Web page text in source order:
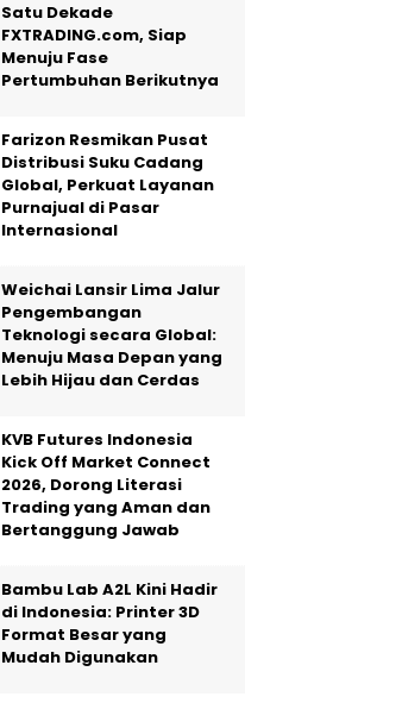
Satu Dekade
FXTRADING.com, Siap
Menuju Fase
Pertumbuhan Berikutnya
Farizon Resmikan Pusat
Distribusi Suku Cadang
Global, Perkuat Layanan
Purnajual di Pasar
Internasional
Weichai Lansir Lima Jalur
Pengembangan
Teknologi secara Global:
Menuju Masa Depan yang
Lebih Hijau dan Cerdas
KVB Futures Indonesia
Kick Off Market Connect
2026, Dorong Literasi
Trading yang Aman dan
Bertanggung Jawab
Bambu Lab A2L Kini Hadir
di Indonesia: Printer 3D
Format Besar yang
Mudah Digunakan